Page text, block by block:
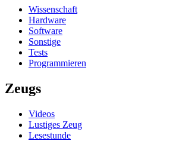
Wissenschaft
Hardware
Software
Sonstige
Tests
Programmieren
Zeugs
Videos
Lustiges Zeug
Lesestunde